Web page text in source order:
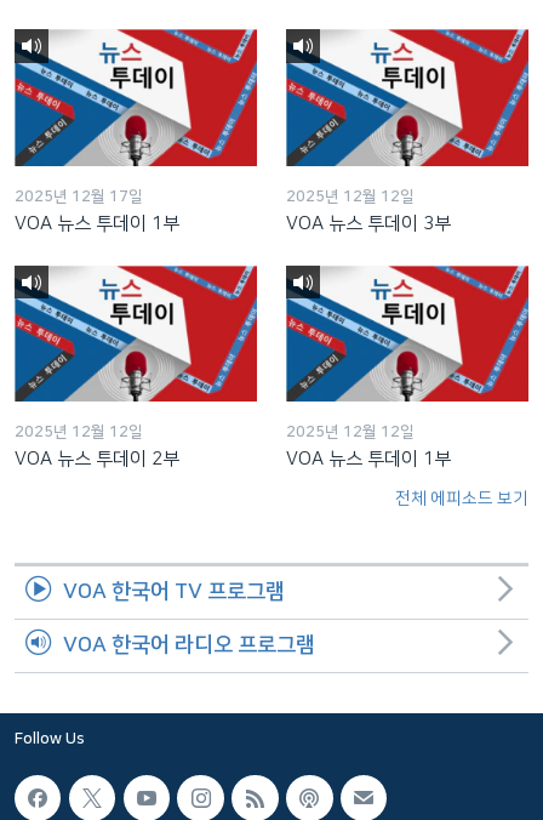
2025년 12월 17일
VOA 뉴스 투데이 1부
2025년 12월 12일
VOA 뉴스 투데이 3부
2025년 12월 12일
VOA 뉴스 투데이 2부
2025년 12월 12일
VOA 뉴스 투데이 1부
전체 에피소드 보기
VOA 한국어 TV 프로그램
VOA 한국어 라디오 프로그램
Follow Us